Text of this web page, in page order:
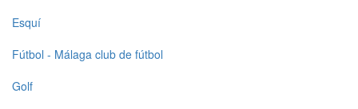
Esquí
Fútbol - Málaga club de fútbol
Golf